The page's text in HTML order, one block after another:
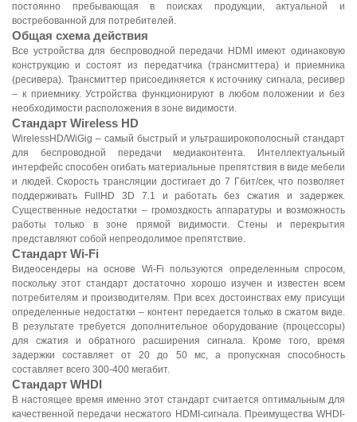
постоянно пребывающая в поисках продукции, актуальной и
востребованной для потребителей.
Общая схема действия
Все устройства для беспроводной передачи HDMI имеют одинаковую
конструкцию и состоят из передатчика (трансмиттера) и приемника
(ресивера). Трансмиттер присоединяется к источнику сигнала, ресивер
– к приемнику. Устройства функционируют в любом положении и без
необходимости расположения в зоне видимости.
Стандарт Wireless HD
WirelessHD/WiGig – самый быстрый и ультраширокополосный стандарт
для беспроводной передачи медиаконтента. Интеллектуальный
интерфейс способен огибать материальные препятствия в виде мебели
и людей. Скорость трансляции достигает до 7 Гбит/сек, что позволяет
поддерживать FullHD 3D 7.1 и работать без сжатия и задержек.
Существенные недостатки – громоздкость аппаратуры и возможность
работы только в зоне прямой видимости. Стены и перекрытия
представляют собой непреодолимое препятствие.
Стандарт Wi-Fi
Видеосендеры на основе Wi-Fi пользуются определенным спросом,
поскольку этот стандарт достаточно хорошо изучен и известен всем
потребителям и производителям. При всех достоинствах ему присущи
определенные недостатки – контент передается только в сжатом виде.
В результате требуется дополнительное оборудование (процессоры)
для сжатия и обратного расширения сигнала. Кроме того, время
задержки составляет от 20 до 50 мс, а пропускная способность
составляет всего 300-400 мегабит.
Стандарт WHDI
В настоящее время именно этот стандарт считается оптимальным для
качественной передачи несжатого HDMI-сигнала. Преимущества WHDI-